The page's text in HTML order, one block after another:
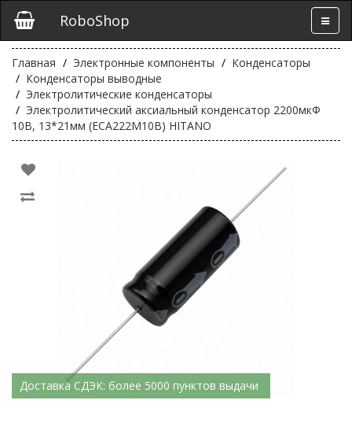
RoboShop
Главная Электронные компоненты
Конденсаторы
Конденсаторы выводные
Электролитические конденсаторы
Электролитический аксиальный конденсатор 2200мкФ
10В, 13*21мм (ECA222M10B) HITANO
Доставка СДЭК: более 5000 пунктов выдачи